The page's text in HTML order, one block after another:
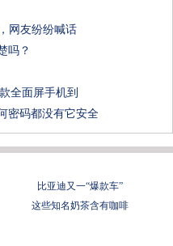
网友纷纷喊话
吗？
全面屏手机到
密码都没有它安全
比亚迪又一“爆款车”
这些知名奶茶含有咖啡